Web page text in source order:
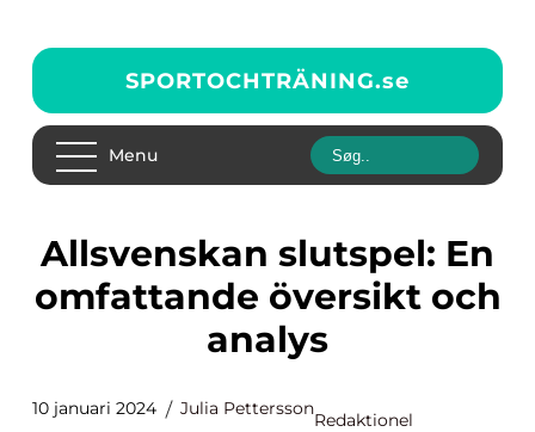
SPORTOCHTRÄNING.se
Menu
Allsvenskan slutspel: En
omfattande översikt och
analys
10 januari 2024 Julia Pettersson
Redaktionel